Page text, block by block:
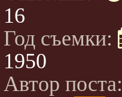
16
Год съемки:
1950
Автор